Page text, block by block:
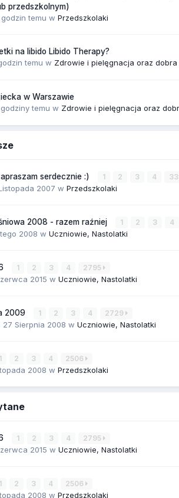
przedszkolnym)
godzin temu w Przedszkolaki
na libido Libido Therapy?
temu w Zdrowie i pielęgnacja oraz dobra
w Warszawie
temu w Zdrowie i pielęgnacja oraz
serdecznie :) 1 2 3 4
2007 w Przedszkolaki
2008 - razem raźniej 1 2 3 4
2008 w Uczniowie, Nastolatki
1 2 3 4 2795
2015 w Uczniowie, Nastolatki
2009 1 2 3 4 2729
27 Sierpnia 2008 w Uczniowie, Nastolatki
1 2 3 4 2506
2008 w Przedszkolaki
1 2 3 4 2795
2015 w Uczniowie, Nastolatki
1 2 3 4 2506
2008 w Przedszkolaki